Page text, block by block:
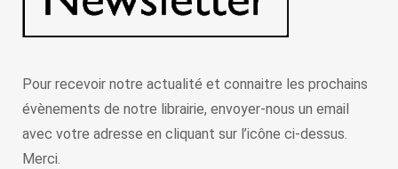
Pour recevoir notre actualité et connaitre les prochains
évènements de notre librairie, envoyer-nous un email
avec votre adresse en cliquant sur l’icône ci-dessus.
Merci.